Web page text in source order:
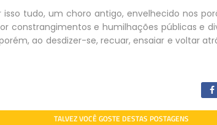
tudo, um choro antigo, envelhecido nos
constrangimentos e humilhações públicas e
ao desdizer-se, recuar, ensaiar e voltar
TALVEZ VOCÊ GOSTE DESTAS POSTAGENS